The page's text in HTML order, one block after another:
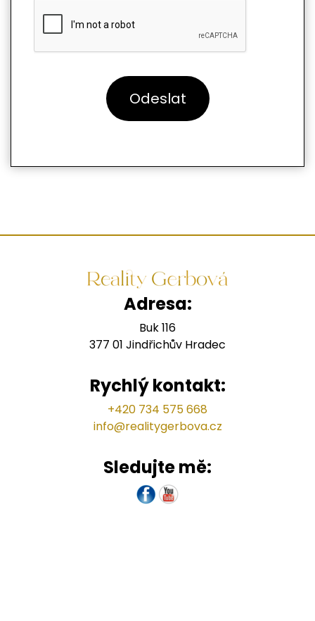
Adresa:
Buk 116
377 01 Jindřichův Hradec
Rychlý kontakt:
+420 734 575 668
info@realitygerbova.cz
Sledujte mě: